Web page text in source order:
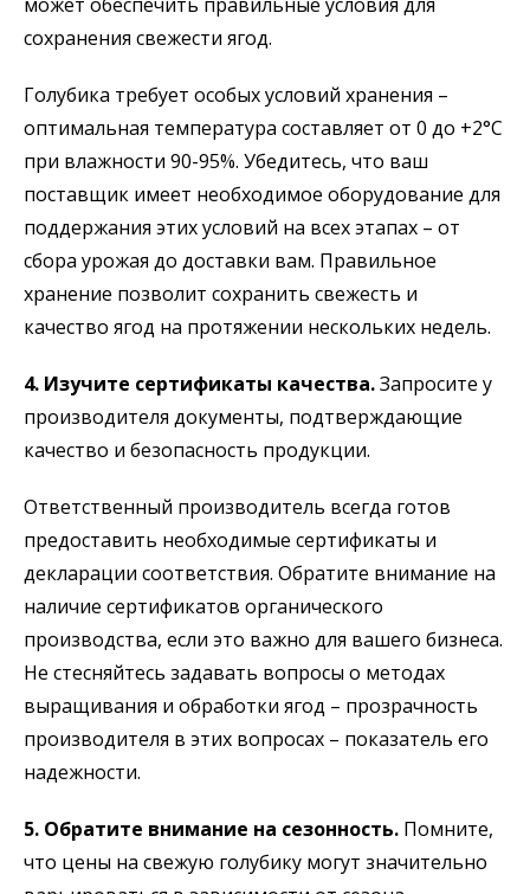
сохранения свежести ягод.
Голубика требует особых условий хранения –
оптимальная температура составляет от 0 до +2°C
при влажности 90-95%. Убедитесь, что ваш
поставщик имеет необходимое оборудование для
поддержания этих условий на всех этапах – от
сбора урожая до доставки вам. Правильное
хранение позволит сохранить свежесть и
качество ягод на протяжении нескольких недель.
4. Изучите сертификаты качества.Запросите у
производителя документы, подтверждающие
качество и безопасность продукции.
Ответственный производитель всегда готов
предоставить необходимые сертификаты и
декларации соответствия. Обратите внимание на
наличие сертификатов органического
производства, если это важно для вашего бизнеса.
Не стесняйтесь задавать вопросы о методах
выращивания и обработки ягод – прозрачность
производителя в этих вопросах – показатель его
надежности.
5. Обратите внимание на сезонность. Помните,
что цены на свежую голубику могут значительно